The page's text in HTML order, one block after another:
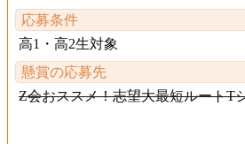
応募条件
高1・高2生対象
懸賞の応募先
Z会おススメ！志望大最短ルートT